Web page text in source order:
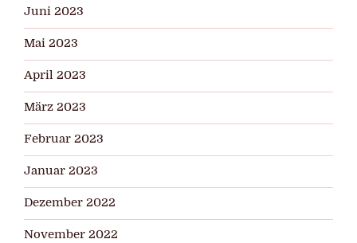
Juni 2023
Mai 2023
April 2023
März 2023
Februar 2023
Januar 2023
Dezember 2022
November 2022